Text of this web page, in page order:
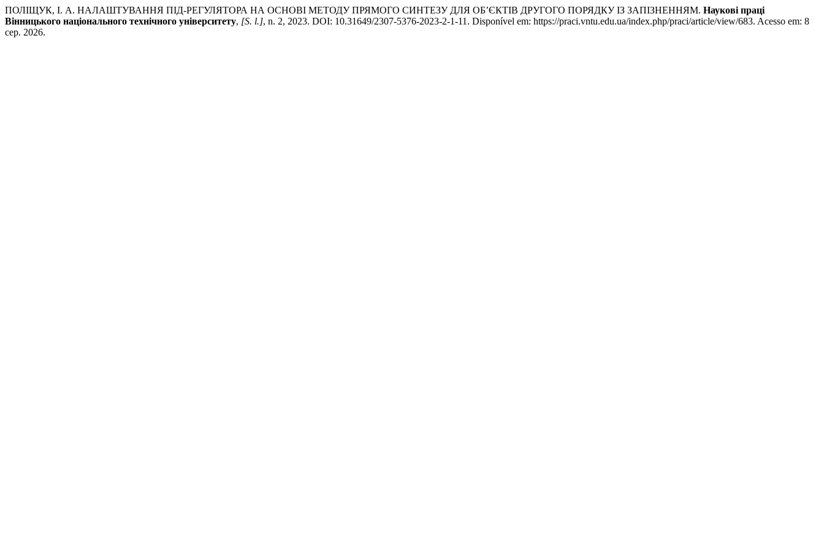
ПОЛІЩУК, І. А. НАЛАШТУВАННЯ ПІД-РЕГУЛЯТОРА НА ОСНОВІ МЕТОДУ ПРЯМОГО СИНТЕЗУ ДЛЯ ОБ’ЄКТІВ ДРУГОГО ПОРЯДКУ ІЗ ЗАПІЗНЕННЯМ. Наукові праці
Вінницького національного технічного університету, [S. l.], n. 2, 2023. DOI: 10.31649/2307-5376-2023-2-1-11. Disponível em: https://praci.vntu.edu.ua/index.php/praci/article/view/683. Acesso em: 8
сер. 2026.